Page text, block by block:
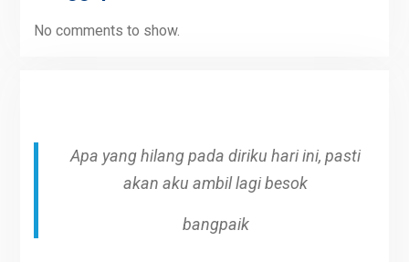
No comments to show.
Apa yang hilang pada diriku hari ini, pasti
akan aku ambil lagi besok
bangpaik